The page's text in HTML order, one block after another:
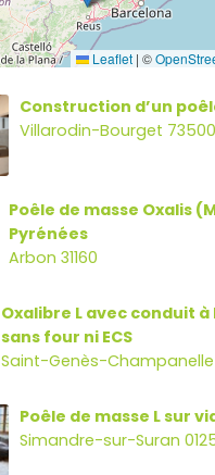
Leaflet | ©
Construction d’un
Villarodin-Bourget 73500
Poêle de masse Oxalis
Pyrénées
Arbon 31160
Oxalibre L avec conduit à
sans four ni ECS
Saint-Genès-Champanelle
Poêle de masse L sur
Simandre-sur-Suran